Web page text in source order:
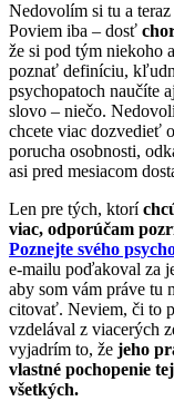
Nedovolím si tu a
Poviem iba – dosť
že si pod tým niekoho
poznať definíciu,
psychopatoch naučíte
slovo – niečo.
chcete viac dozvedieť
porucha osobnosti,
asi pred mesiacom
Len pre tých, ktorí
viac, odporúčam
Poznejte svého
e-mailu poďakoval za
aby som vám práve tu
citovať. Neviem, či to
vzdelával z viacerých
vyjadrím to, že jeho
vlastné pochopenie
všetkých.